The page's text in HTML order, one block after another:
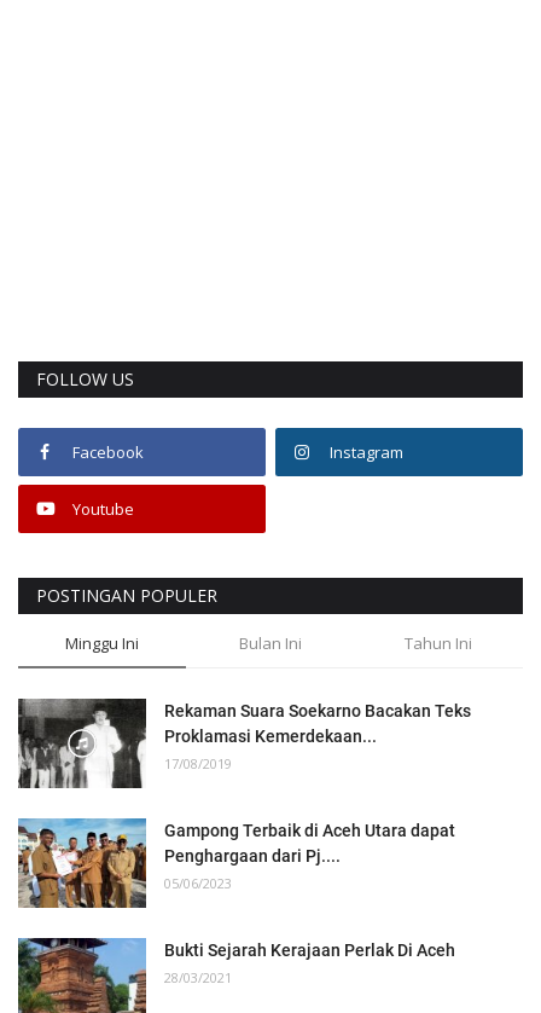
FOLLOW US
Facebook Instagram
Youtube
POSTINGAN POPULER
Minggu Ini Bulan Ini Tahun Ini
Rekaman Suara Soekarno Bacakan Teks
Proklamasi Kemerdekaan...
17/08/2019
Gampong Terbaik di Aceh Utara dapat
Penghargaan dari Pj....
05/06/2023
Bukti Sejarah Kerajaan Perlak Di Aceh
28/03/2021